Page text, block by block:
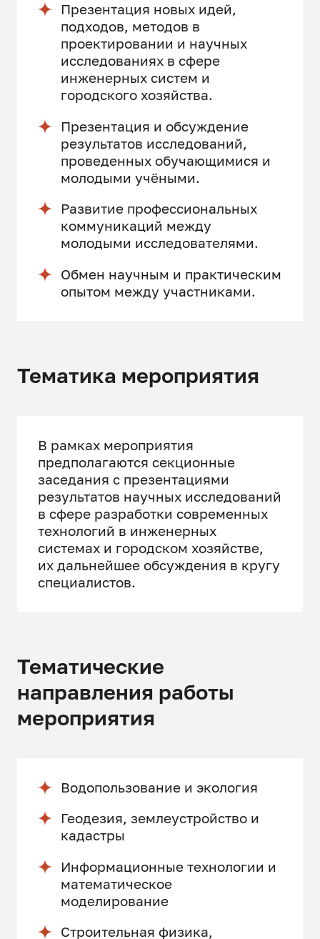
Презентация новых идей,
подходов, методов в
проектировании и научных
исследованиях в сфере
инженерных систем и
городского хозяйства.
Презентация и обсуждение
результатов исследований,
проведенных обучающимися и
молодыми учёными.
Развитие профессиональных
коммуникаций между
молодыми исследователями.
Обмен научным и практическим
опытом между участниками.
Тематика мероприятия
В рамках мероприятия
предполагаются секционные
заседания с презентациями
результатов научных исследований
в сфере разработки современных
технологий в инженерных
системах и городском хозяйстве,
их дальнейшее обсуждения в кругу
специалистов.
Тематические
направления работы
мероприятия
Водопользование и экология
Геодезия, землеустройство и
кадастры
Информационные технологии и
математическое
моделирование
Строительная физика,